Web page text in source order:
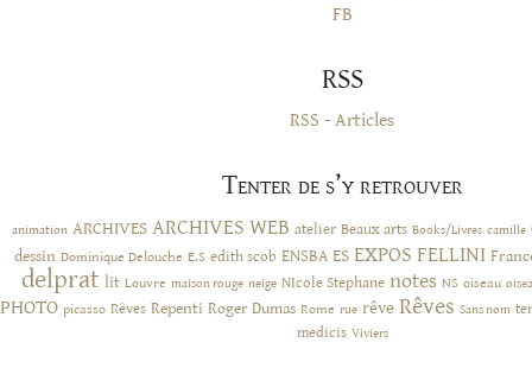
FB
RSS
RSS - Articles
Tenter de s’y retrouver
animation ARCHIVES ARCHIVES WEB atelier Beaux arts Books/Livres camille
dessin Dominique Delouche E.S edith scob ENSBA ES EXPOS FELLINI
delprat lit Louvre maison rouge neige NIcole Stephane notes NS oiseau
PHOTO picasso Rêves Repenti Roger Dumas Rome rue rêve Rêves Sans nom
medicis Viviers